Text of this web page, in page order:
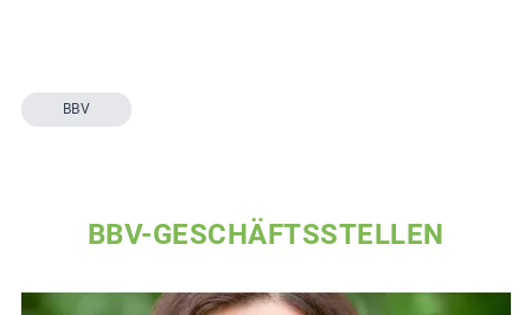
BBV
BBV-GESCHÄFTSSTELLEN